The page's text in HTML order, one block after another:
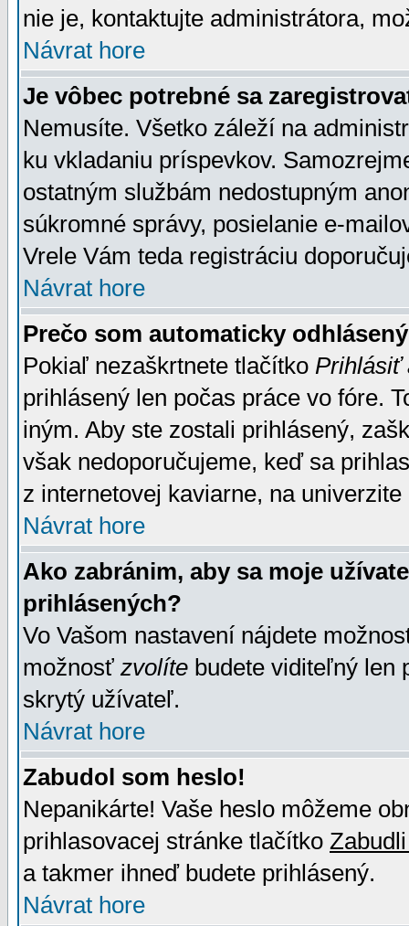
nie je, kontaktujte administrátora,
Návrat hore
Je vôbec potrebné sa
Nemusíte. Všetko záleží na
ku vkladaniu príspevkov.
ostatným službám nedostupným
súkromné správy, posielanie e-
Vrele Vám teda registráciu
Návrat hore
Prečo som automaticky
Pokiaľ nezaškrtnete tlačítko Prihlásiť
prihlásený len počas práce vo fóre.
iným. Aby ste zostali prihlásený,
však nedoporučujeme, keď sa
z internetovej kaviarne, na univerzite
Návrat hore
Ako zabránim, aby sa moje
prihlásených?
Vo Vašom nastavení nájdete
možnosť zvolíte budete viditeľný len
skrytý užívateľ.
Návrat hore
Zabudol som heslo!
Nepanikárte! Vaše heslo môžeme
prihlasovacej stránke tlačítko
a takmer ihneď budete prihlásený.
Návrat hore